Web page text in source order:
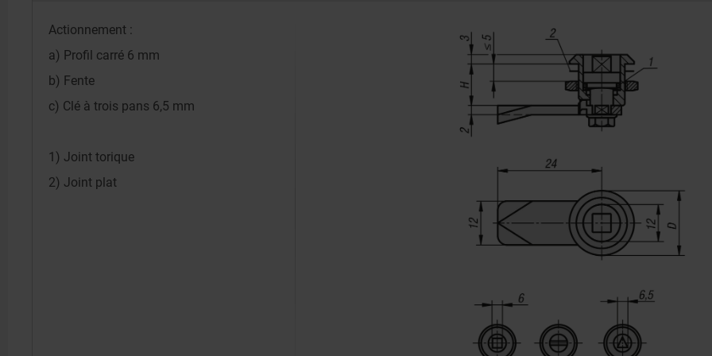
Actionnement :
a) Profil carré 6 mm
b) Fente
c) Clé à trois pans 6,5 mm
1) Joint torique
2) Joint plat